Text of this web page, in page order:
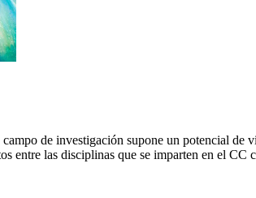
de investigación supone un potencial de
entre las disciplinas que se imparten en el